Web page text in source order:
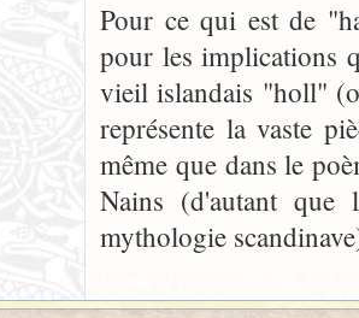
Pour ce qui est de
pour les implications
vieil islandais "holl"
représente la vaste
même que dans le
Nains (d'autant que
mythologie